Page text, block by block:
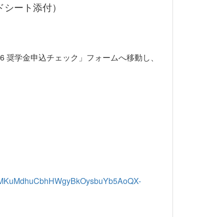
ート添付）
学金申込チェック」フォームへ移動し、